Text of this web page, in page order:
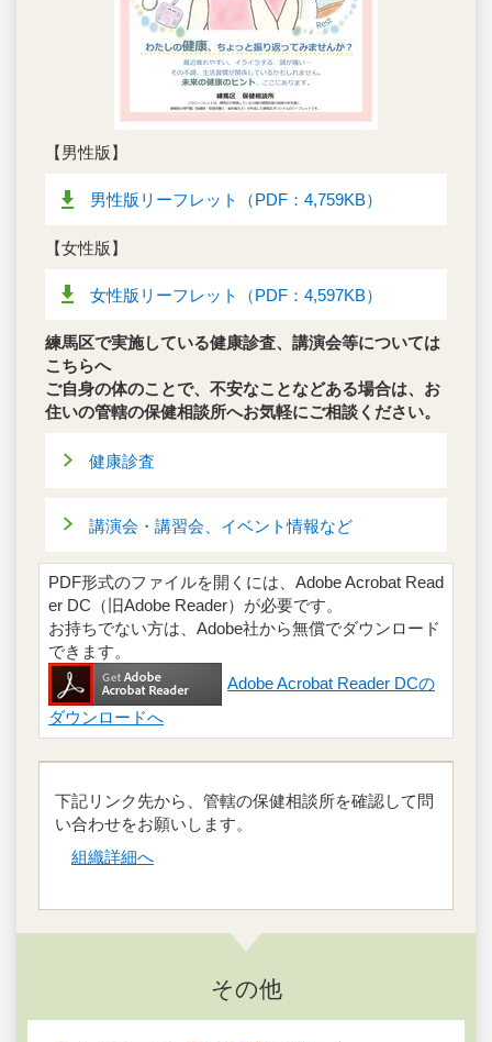
【男性版】
男性版リーフレット（PDF：4,759KB）
【女性版】
女性版リーフレット（PDF：4,597KB）
練馬区で実施している健康診査、講演会等については
こちらへ
ご自身の体のことで、不安なことなどある場合は、お
住いの管轄の保健相談所へお気軽にご相談ください。
健康診査
講演会・講習会、イベント情報など
PDF形式のファイルを開くには、Adobe Acrobat Read
er DC（旧Adobe Reader）が必要です。
お持ちでない方は、Adobe社から無償でダウンロード
できます。
Adobe Acrobat Reader DCの
ダウンロードへ
下記リンク先から、管轄の保健相談所を確認して問
い合わせをお願いします。
組織詳細へ
その他